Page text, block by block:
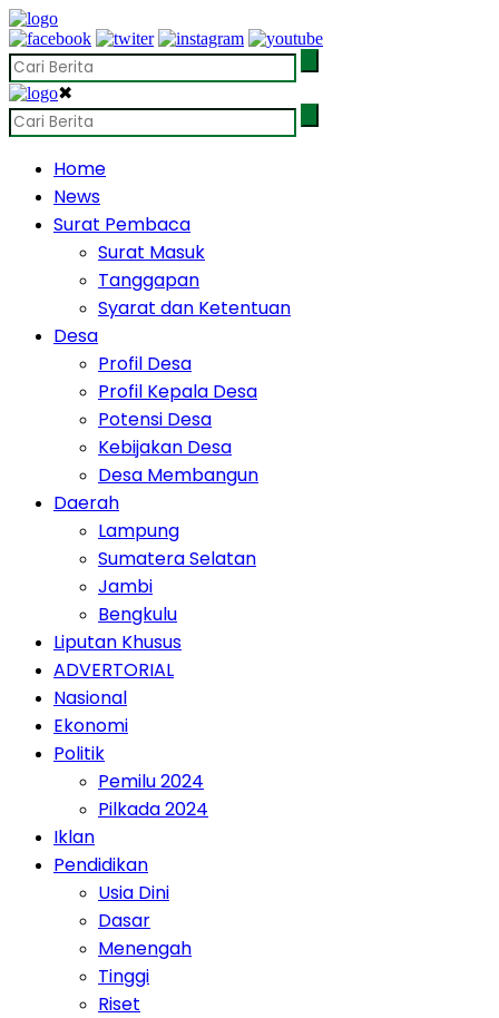
✖
Home
News
Surat Pembaca
Surat Masuk
Tanggapan
Syarat dan Ketentuan
Desa
Profil Desa
Profil Kepala Desa
Potensi Desa
Kebijakan Desa
Desa Membangun
Daerah
Lampung
Sumatera Selatan
Jambi
Bengkulu
Liputan Khusus
ADVERTORIAL
Nasional
Ekonomi
Politik
Pemilu 2024
Pilkada 2024
Iklan
Pendidikan
Usia Dini
Dasar
Menengah
Tinggi
Riset